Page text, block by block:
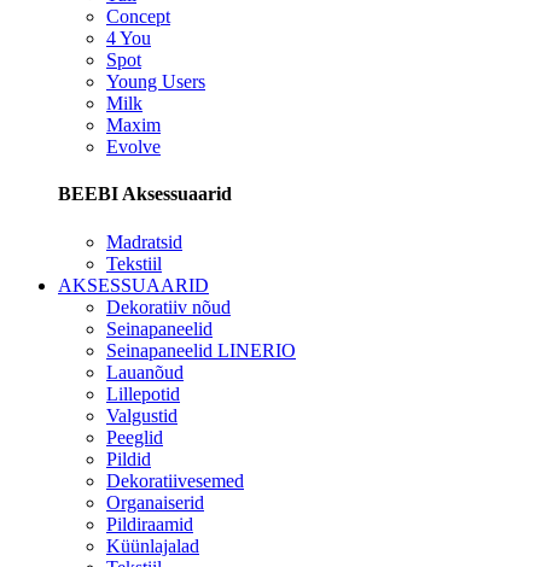
Concept
4 You
Spot
Young Users
Milk
Maxim
Evolve
BEEBI Aksessuaarid
Madratsid
Tekstiil
AKSESSUAARID
Dekoratiiv nõud
Seinapaneelid
Seinapaneelid LINERIO
Lauanõud
Lillepotid
Valgustid
Peeglid
Pildid
Dekoratiivesemed
Organaiserid
Pildiraamid
Küünlajalad